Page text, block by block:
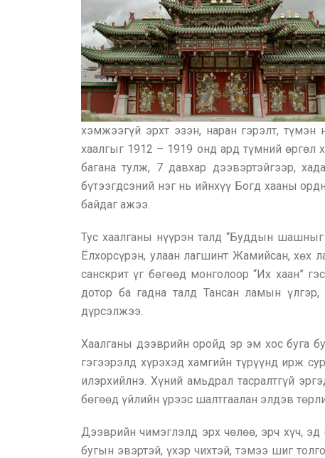
хэмжээгүй эрхт эзэн, наран гэрэлт,
хаалгыг 1912 – 1919 онд ард түмний өргөл
багана тулж, 7 давхар дээвэртэйгээр,
бүтээгдсэний нэг нь ийнхүү Богд хааны
байдаг ажээ.
Тус хаалганы нүүрэн талд “Буддын шашныг
Ёлхорсүрэн, улаан лагшинт Жамийсан, хөх
санскрит үг бөгөөд монголоор “Их хаан”
дотор ба гадна талд Тансан ламын
дүрсэлжээ.
Хаалганы дээврийн оройд эр эм хос буга
гэгээрэлд хүрэхэд хамгийн түрүүнд ирж
илэрхийлнэ. Хүний амьдрал тасралтгүй
бөгөөд үйлийн үрээс шалтгаалан элдэв
Дээврийн чимэглэлд эрх чөлөө, эрч хүч, эд
бугын эвэртэй, үхэр чихтэй, тэмээ шиг